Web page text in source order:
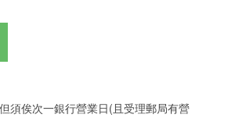
須俟次一銀行營業日(且受理郵局有營